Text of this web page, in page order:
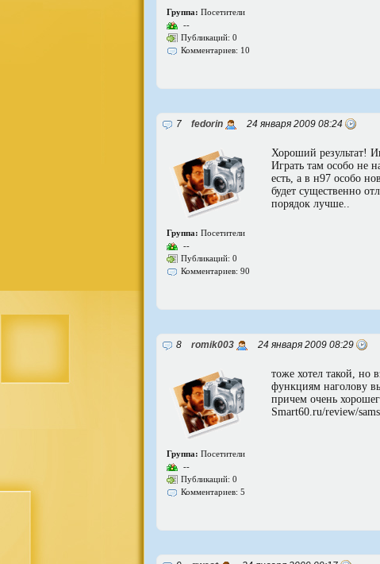
Группа: Посетители
--
Публикаций: 0
Комментариев: 10
7 fedorin 24 января 2009 08:24
Группа: Посетители
--
Публикаций: 0
Комментариев: 90
Хороший результат!
Играть там особо
есть, а в н97 особо
будет существенно
порядок лучше..
8 romik003 24 января 2009 08:29
Группа: Посетители
--
Публикаций: 0
Комментариев: 5
тоже хотел такой, но
функциям наголову
причем очень
Smart60.ru/review/